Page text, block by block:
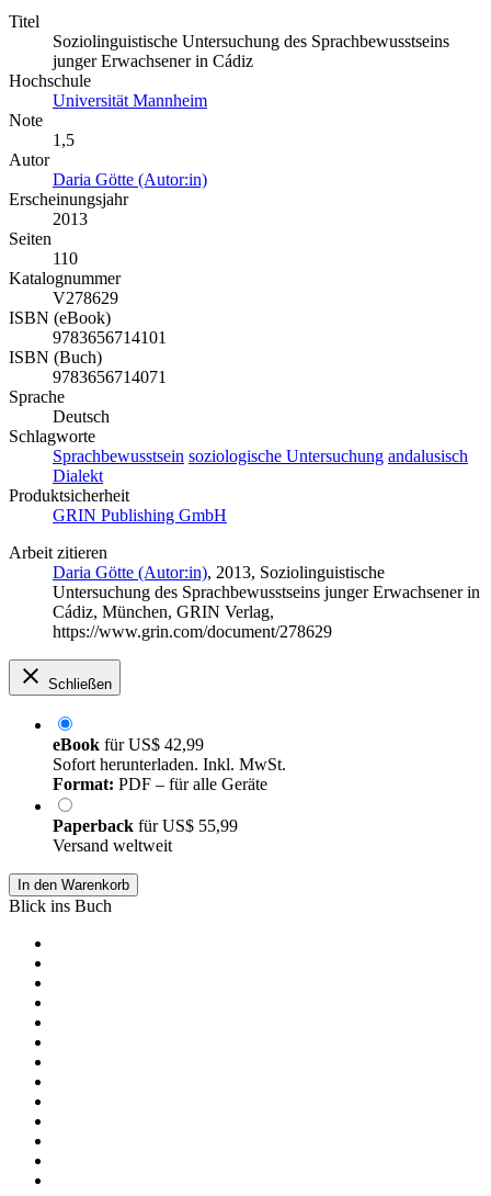
Titel
Soziolinguistische Untersuchung des Sprachbewusstseins
junger Erwachsener in Cádiz
Hochschule
Universität Mannheim
Note
1,5
Autor
Daria Götte (Autor:in)
Erscheinungsjahr
2013
Seiten
110
Katalognummer
V278629
ISBN (eBook)
9783656714101
ISBN (Buch)
9783656714071
Sprache
Deutsch
Schlagworte
Sprachbewusstsein soziologische Untersuchung andalusisch
Dialekt
Produktsicherheit
GRIN Publishing GmbH
Arbeit zitieren
Daria Götte (Autor:in), 2013, Soziolinguistische
Untersuchung des Sprachbewusstseins junger Erwachsener in
Cádiz, München, GRIN Verlag,
https://www.grin.com/document/278629
Schließen
eBook fürUS$ 42,99
Sofort herunterladen. Inkl. MwSt.
Format: PDF – für alle Geräte
Paperback fürUS$ 55,99
Versand weltweit
In den Warenkorb
Blick ins Buch